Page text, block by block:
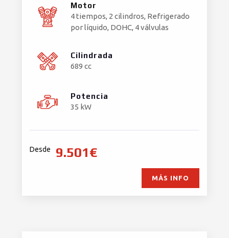
Motor
4 tiempos, 2 cilindros, Refrigerado
por líquido, DOHC, 4 válvulas
Cilindrada
689 cc
Potencia
35 kW
Desde 9.501€
MÁS INFO